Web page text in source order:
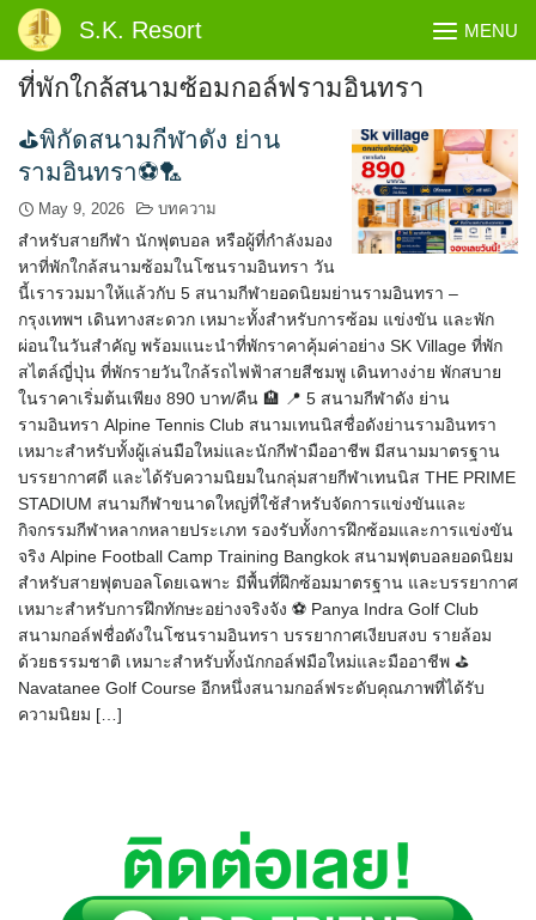
Skip
content
S.K. Resort MENU
ที่พักใกล้สนามซ้อมกอล์ฟรามอินทรา
⛳พิกัดสนามกีฬาดัง ย่าน
รามอินทรา⚽🏸
May 9, 2026 บทความ
สำหรับสายกีฬา นักฟุตบอล หรือผู้ที่กำลังมอง
หาที่พักใกล้สนามซ้อมในโซนรามอินทรา วัน
นี้เรารวมมาให้แล้วกับ 5 สนามกีฬายอดนิยมย่านรามอินทรา –
กรุงเทพฯ เดินทางสะดวก เหมาะทั้งสำหรับการซ้อม แข่งขัน และพัก
ผ่อนในวันสำคัญ พร้อมแนะนำที่พักราคาคุ้มค่าอย่าง SK Village ที่พัก
สไตล์ญี่ปุ่น ที่พักรายวันใกล้รถไฟฟ้าสายสีชมพู เดินทางง่าย พักสบาย
ในราคาเริ่มต้นเพียง 890 บาท/คืน 🏨 📍 5 สนามกีฬาดัง ย่าน
รามอินทรา Alpine Tennis Club สนามเทนนิสชื่อดังย่านรามอินทรา
เหมาะสำหรับทั้งผู้เล่นมือใหม่และนักกีฬามืออาชีพ มีสนามมาตรฐาน
บรรยากาศดี และได้รับความนิยมในกลุ่มสายกีฬาเทนนิส THE PRIME
STADIUM สนามกีฬาขนาดใหญ่ที่ใช้สำหรับจัดการแข่งขันและ
กิจกรรมกีฬาหลากหลายประเภท รองรับทั้งการฝึกซ้อมและการแข่งขัน
จริง Alpine Football Camp Training Bangkok สนามฟุตบอลยอดนิยม
สำหรับสายฟุตบอลโดยเฉพาะ มีพื้นที่ฝึกซ้อมมาตรฐาน และบรรยากาศ
เหมาะสำหรับการฝึกทักษะอย่างจริงจัง ⚽ Panya Indra Golf Club
สนามกอล์ฟชื่อดังในโซนรามอินทรา บรรยากาศเงียบสงบ รายล้อม
ด้วยธรรมชาติ เหมาะสำหรับทั้งนักกอล์ฟมือใหม่และมืออาชีพ ⛳
Navatanee Golf Course อีกหนึ่งสนามกอล์ฟระดับคุณภาพที่ได้รับ
ความนิยม […]